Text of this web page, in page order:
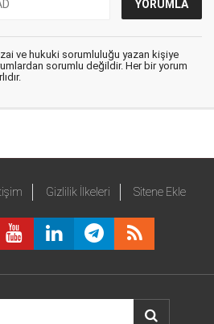
ve hukuki sorumluluğu yazan kişiye
sorumlu değildir. Her bir yorum
Gizlilik İlkeleri Sitene Ekle